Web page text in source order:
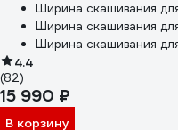
Ширина скашивания
Ширина скашивания
Ширина скашивания
4.4
(82)
15 990 ₽
В корзину